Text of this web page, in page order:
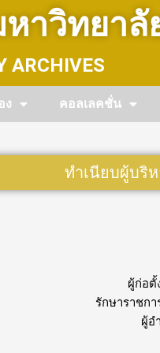
าวิทยาลั
ARCHIVES
ง คอลเลคชั่น
ทำเนียบผู้บริ
ผู้ก่อตั้
รักษาราชก
ผู้อ